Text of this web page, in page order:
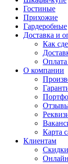
Гостиные
Прихожие
Гардеробные
Доставка и
Как
Оплата
О компании
Карта
Клиентам